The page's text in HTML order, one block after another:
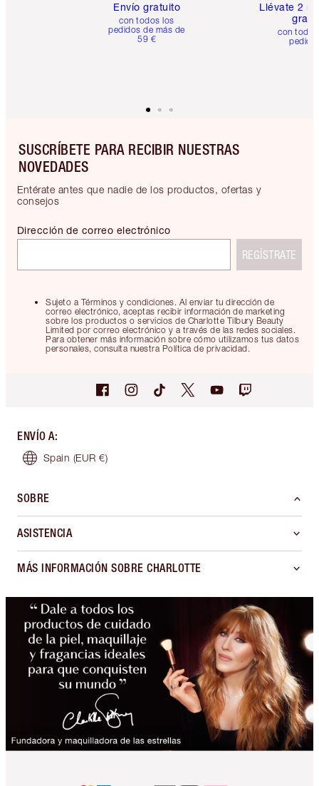
Envío gratuito
con todos los
pedidos de más de
59 €
Llévate 2
gratis
con
SUSCRÍBETE PARA RECIBIR NUESTRAS
NOVEDADES
Entérate antes que nadie de los productos, ofertas y
consejos
Sujeto a Términos y condiciones. Al enviar tu dirección de
correo electrónico, aceptas recibir información de marketing
sobre los productos o servicios de Charlotte Tilbury Beauty
Limited por correo electrónico y a través de las redes sociales.
Para obtener más información sobre cómo utilizamos tus datos
personales, consulta nuestra Política de privacidad.
Dirección de correo electrónico
REGÍSTRATE
ENVÍO A:
Spain (EUR €)
SOBRE
ASISTENCIA
MÁS INFORMACIÓN SOBRE CHARLOTTE